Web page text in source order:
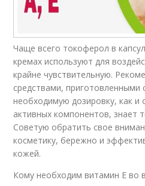
Чаще всего токоферол в
кремах используют для
крайне чувствительную.
средствами, приготовленными
необходимую дозировку, как и
активных компонентов, знает
Советую обратить свое
косметику, бережно и
кожей.
Кому необходим витамин E во